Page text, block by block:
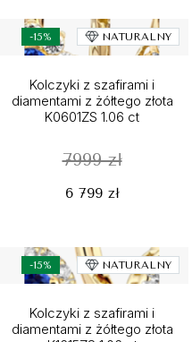
-15% NATURALNY
Kolczyki z szafirami i
diamentami z żółtego złota
K0601ZS 1.06 ct
7999 zł
6 799 zł
-15% NATURALNY
Kolczyki z szafirami i
diamentami z żółtego złota